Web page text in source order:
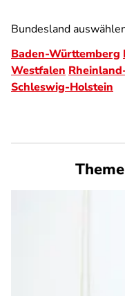
Bundesland
Baden-Württemberg
Westfalen
Schleswig-Holstein